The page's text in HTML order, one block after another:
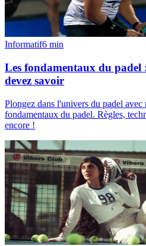
Informatif6 min
Les fondamentaux du padel
devez savoir
Plongez dans l'univers du padel
fondamentaux du padel. Règles,
encore !